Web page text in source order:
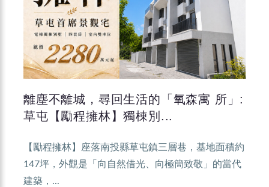
離塵不離城，尋回生活的「氧森寓 所」:
草屯【勵程擁林】獨棟別...
【勵程擁林】座落南投縣草屯鎮三層巷，基地面積約
147坪，外觀是「向自然借光、向極簡致敬」的當代
建築，...